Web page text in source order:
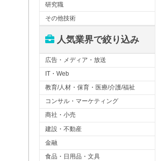
研究職
その他技術
人気業界で絞り込み
広告・メディア・放送
IT・Web
教育/人材・保育・医療/介護/福祉
コンサル・マーケティング
商社・小売
建設・不動産
金融
食品・日用品・文具